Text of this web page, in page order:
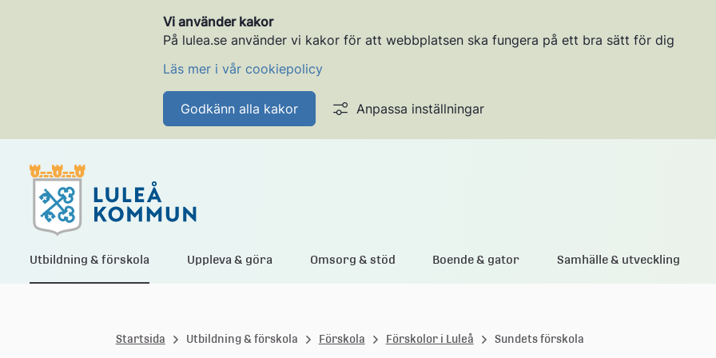
Vi använder kakor
På lulea.se använder vi kakor för att webbplatsen ska fungera på ett bra sätt för dig
Läs mer i vår cookiepolicy
Godkänn alla kakor Anpassa inställningar
L
Utbildning & förskola Uppleva & göra Omsorg & stöd Boende & gator Samhälle & utveckling
Startsida Utbildning & förskola Förskola Förskolor i Luleå Sundets förskola